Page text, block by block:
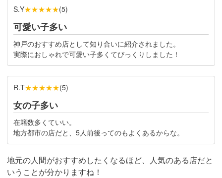
S.Y★★★★★(5)
可愛い子多い
神戸のおすすめ店として知り合いに紹介されました。
実際におしゃれで可愛い子多くてびっくりしました！
R.T★★★★★(5)
女の子多い
在籍数多くていい。
地方都市の店だと、5人前後ってのもよくあるからな。
地元の人間がおすすめしたくなるほど、人気のある店だと
いうことが分かりますね！